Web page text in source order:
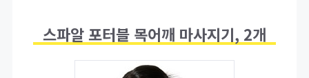
스파알 포터블 목어깨 마사지기, 2개